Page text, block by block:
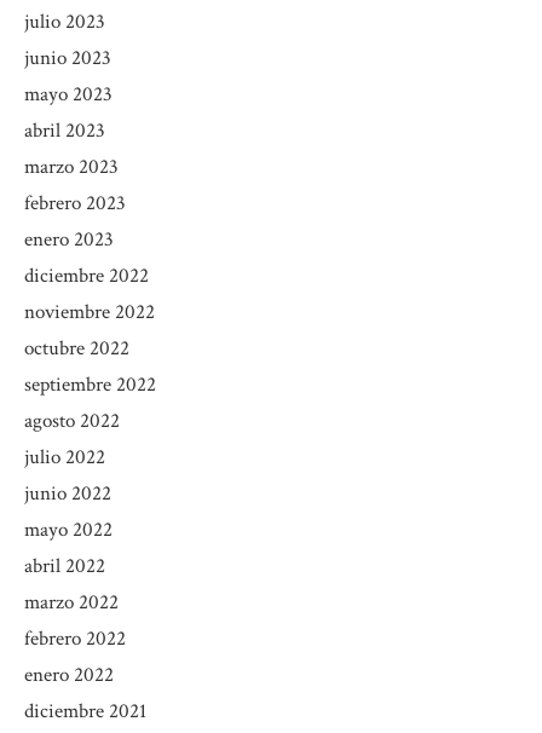
julio 2023
junio 2023
mayo 2023
abril 2023
marzo 2023
febrero 2023
enero 2023
diciembre 2022
noviembre 2022
octubre 2022
septiembre 2022
agosto 2022
julio 2022
junio 2022
mayo 2022
abril 2022
marzo 2022
febrero 2022
enero 2022
diciembre 2021